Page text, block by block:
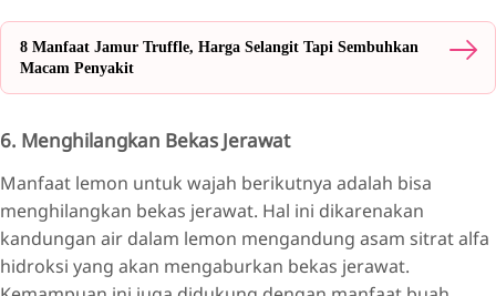
8 Manfaat Jamur Truffle, Harga Selangit Tapi Sembuhkan
Macam Penyakit
6. Menghilangkan Bekas Jerawat
Manfaat lemon untuk wajah berikutnya adalah bisa
menghilangkan bekas jerawat. Hal ini dikarenakan
kandungan air dalam lemon mengandung asam sitrat alfa
hidroksi yang akan mengaburkan bekas jerawat.